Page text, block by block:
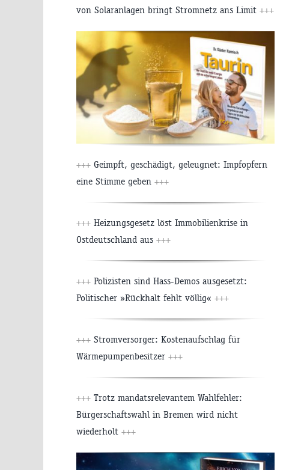
von Solaranlagen bringt Stromnetz ans Limit +++
+++ Geimpft, geschädigt, geleugnet: Impfopfern
eine Stimme geben +++
+++ Heizungsgesetz löst Immobilienkrise in
Ostdeutschland aus +++
+++ Polizisten sind Hass-Demos ausgesetzt:
Politischer »Rückhalt fehlt völlig« +++
+++ Stromversorger: Kostenaufschlag für
Wärmepumpenbesitzer +++
+++ Trotz mandatsrelevantem Wahlfehler:
Bürgerschaftswahl in Bremen wird nicht
wiederholt +++